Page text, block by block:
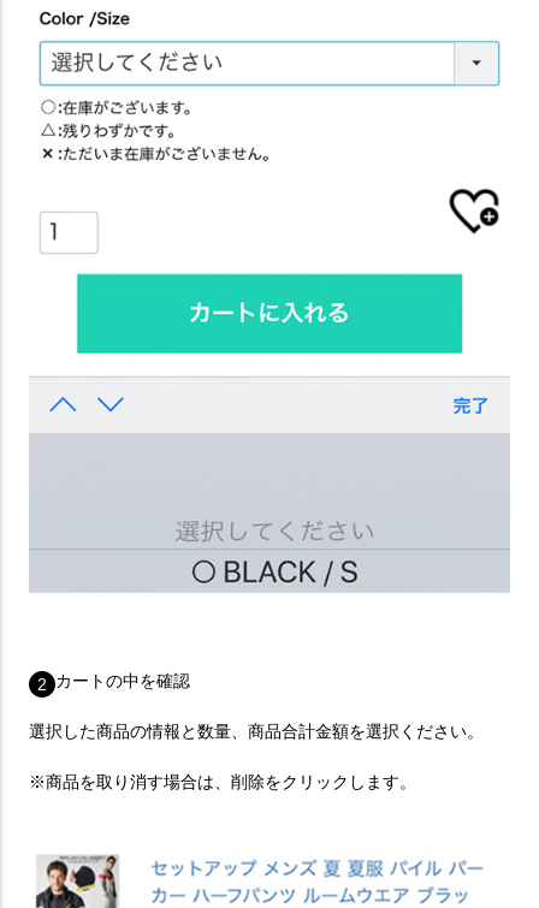
2 カートの中を確認
選択した商品の情報と数量、商品合計金額を選択ください。
※商品を取り消す場合は、削除をクリックします。